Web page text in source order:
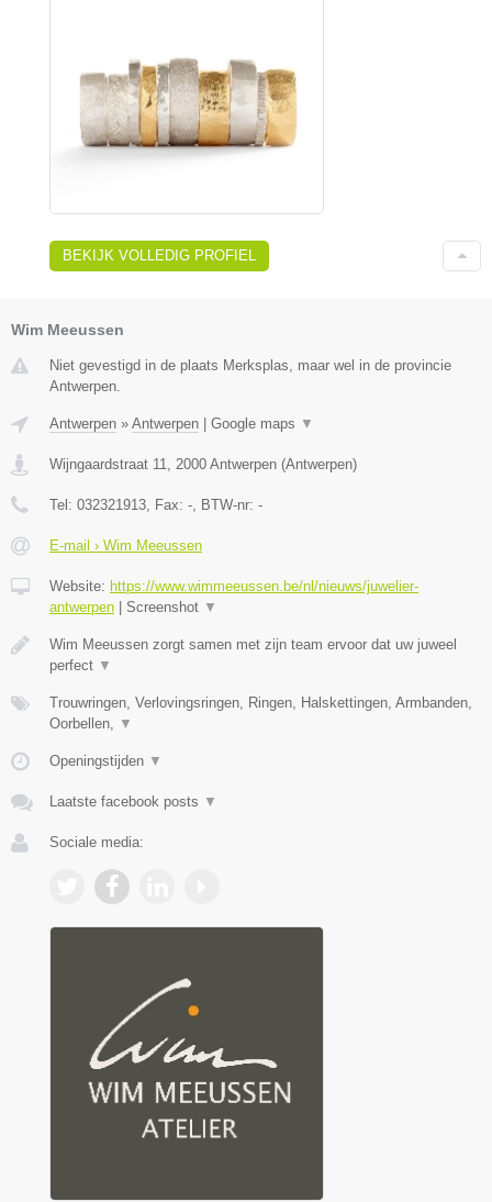
BEKIJK VOLLEDIG PROFIEL
Wim Meeussen
Niet gevestigd in de plaats Merksplas, maar wel in de provincie
Antwerpen.
Antwerpen » Antwerpen | Google maps ▼
Wijngaardstraat 11 2000 Antwerpen (Antwerpen)
Tel: 032321913 , Fax: - , BTW-nr: -
E-mail › Wim Meeussen
Website: https://www.wimmeeussen.be/nl/nieuws/juwelier-
antwerpen | Screenshot ▼
Wim Meeussen zorgt samen met zijn team ervoor dat uw juweel
perfect ▼
Trouwringen, Verlovingsringen, Ringen, Halskettingen, Armbanden,
Oorbellen,
▼
Openingstijden ▼
Laatste facebook posts ▼
Sociale media: